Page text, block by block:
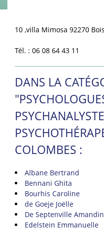
10 ,villa Mimosa 92270
Tél. : 06 08 64 43 11
DANS LA
COLOMBES :
Albane Bertrand
Bennani Ghita
Bourhis Caroline
de Goeje Joëlle
De Septenville
Edelstein Emmanuelle